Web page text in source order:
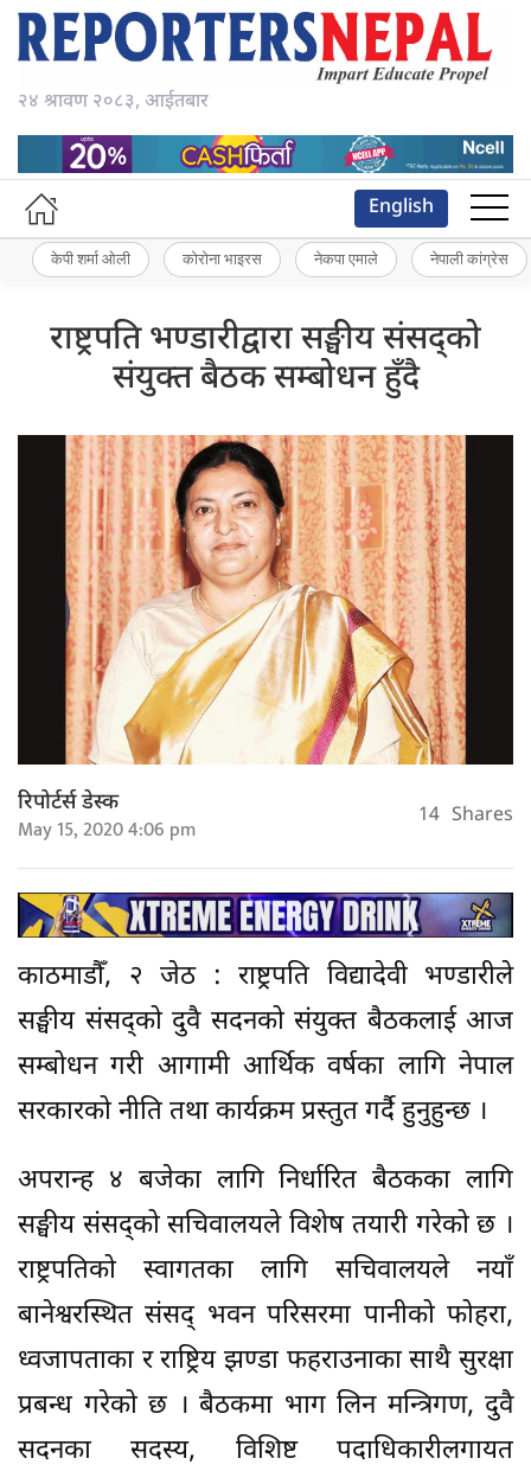
२४ श्रावण २०८३, आईतबार
English
केपी शर्मा ओली कोरोना भाइरस नेकपा एमाले नेपाली कांग्रेस
राष्ट्रपति भण्डारीद्वारा सङ्घीय संसद्को
संयुक्त बैठक सम्बोधन हुँदै
रिपोर्टर्स डेस्क
May 15, 2020 4:06 pm 14 Shares
काठमाडौँ, २ जेठ : राष्ट्रपति विद्यादेवी भण्डारीले
सङ्घीय संसद्को दुवै सदनको संयुक्त बैठकलाई आज
सम्बोधन गरी आगामी आर्थिक वर्षका लागि नेपाल
सरकारको नीति तथा कार्यक्रम प्रस्तुत गर्दै हुनुहुन्छ ।
अपरान्ह ४ बजेका लागि निर्धारित बैठकका लागि
सङ्घीय संसद्को सचिवालयले विशेष तयारी गरेको छ ।
राष्ट्रपतिको स्वागतका लागि सचिवालयले नयाँ
बानेश्वरस्थित संसद् भवन परिसरमा पानीको फोहरा,
ध्वजापताका र राष्ट्रिय झण्डा फहराउनाका साथै सुरक्षा
प्रबन्ध गरेको छ । बैठकमा भाग लिन मन्त्रिगण, दुवै
सदनका सदस्य, विशिष्ट पदाधिकारीलगायत